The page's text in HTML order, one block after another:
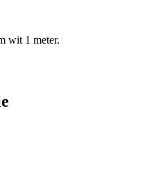
wit 1 meter.